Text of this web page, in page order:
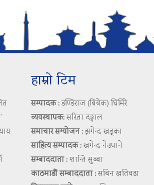
हाम्रो टिम
सम्पादक :डण्डिराज (बिबेक) घिमिरे
व्यवस्थापक:सरिता दङ्गाल
समाचार सम्योजन :झगेन्द्र खड्का
साहित्य सम्पादक :खगेन्द्र नेउपाने
सम्बाददाता :शान्ति सुब्बा
काठमाडौं सम्बाददाता :सबिन खतिवडा